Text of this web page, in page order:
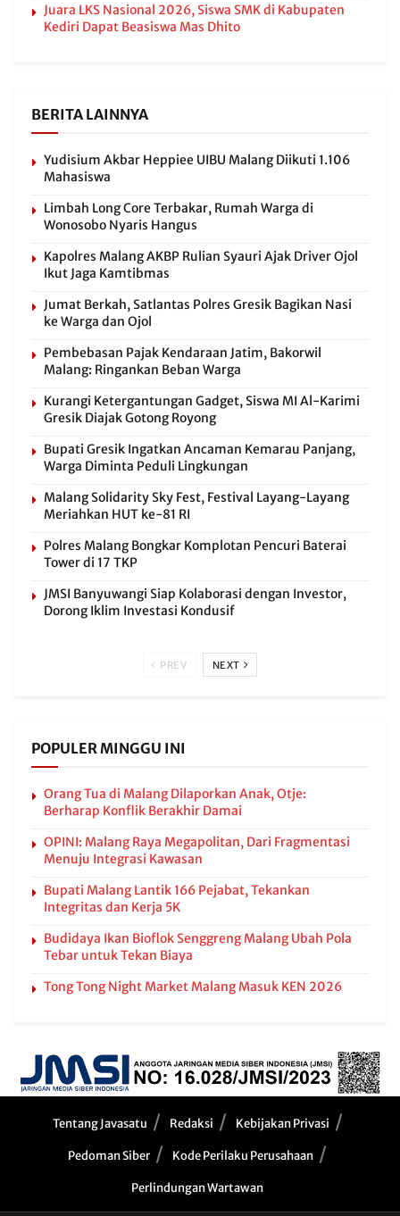
Juara LKS Nasional 2026, Siswa SMK di Kabupaten
Kediri Dapat Beasiswa Mas Dhito
BERITA LAINNYA
Yudisium Akbar Heppiee UIBU Malang Diikuti 1.106
Mahasiswa
Limbah Long Core Terbakar, Rumah Warga di
Wonosobo Nyaris Hangus
Kapolres Malang AKBP Rulian Syauri Ajak Driver Ojol
Ikut Jaga Kamtibmas
Jumat Berkah, Satlantas Polres Gresik Bagikan Nasi
ke Warga dan Ojol
Pembebasan Pajak Kendaraan Jatim, Bakorwil
Malang: Ringankan Beban Warga
Kurangi Ketergantungan Gadget, Siswa MI Al-Karimi
Gresik Diajak Gotong Royong
Bupati Gresik Ingatkan Ancaman Kemarau Panjang,
Warga Diminta Peduli Lingkungan
Malang Solidarity Sky Fest, Festival Layang-Layang
Meriahkan HUT ke-81 RI
Polres Malang Bongkar Komplotan Pencuri Baterai
Tower di 17 TKP
JMSI Banyuwangi Siap Kolaborasi dengan Investor,
Dorong Iklim Investasi Kondusif
PREV NEXT
POPULER MINGGU INI
Orang Tua di Malang Dilaporkan Anak, Otje:
Berharap Konflik Berakhir Damai
OPINI: Malang Raya Megapolitan, Dari Fragmentasi
Menuju Integrasi Kawasan
Bupati Malang Lantik 166 Pejabat, Tekankan
Integritas dan Kerja 5K
Budidaya Ikan Bioflok Senggreng Malang Ubah Pola
Tebar untuk Tekan Biaya
Tong Tong Night Market Malang Masuk KEN 2026
Tentang Javasatu Redaksi Kebijakan Privasi
Pedoman Siber Kode Perilaku Perusahaan
Perlindungan Wartawan